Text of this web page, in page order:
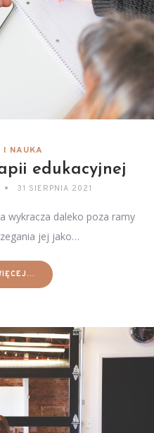
I NAUKA
edukacyjnej
31 SIERPNIA 2021
wykracza daleko poza ramy
jej jako…